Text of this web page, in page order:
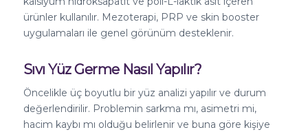
ürünler kullanılır. Mezoterapi, PRP ve skin booster
uygulamaları ile genel görünüm desteklenir.
Sıvı Yüz Germe Nasıl Yapılır?
Öncelikle üç boyutlu bir yüz analizi yapılır ve durum
değerlendirilir. Problemin sarkma mı, asimetri mi,
hacim kaybı mı olduğu belirlenir ve buna göre kişiye